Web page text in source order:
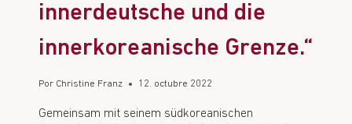
innerdeutsche und die
innerkoreanische Grenze.“
Por Christine Franz 12. octubre 2022
Gemeinsam mit seinem südkoreanischen